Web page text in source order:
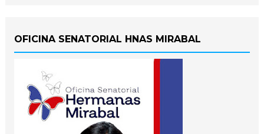
OFICINA SENATORIAL HNAS MIRABAL